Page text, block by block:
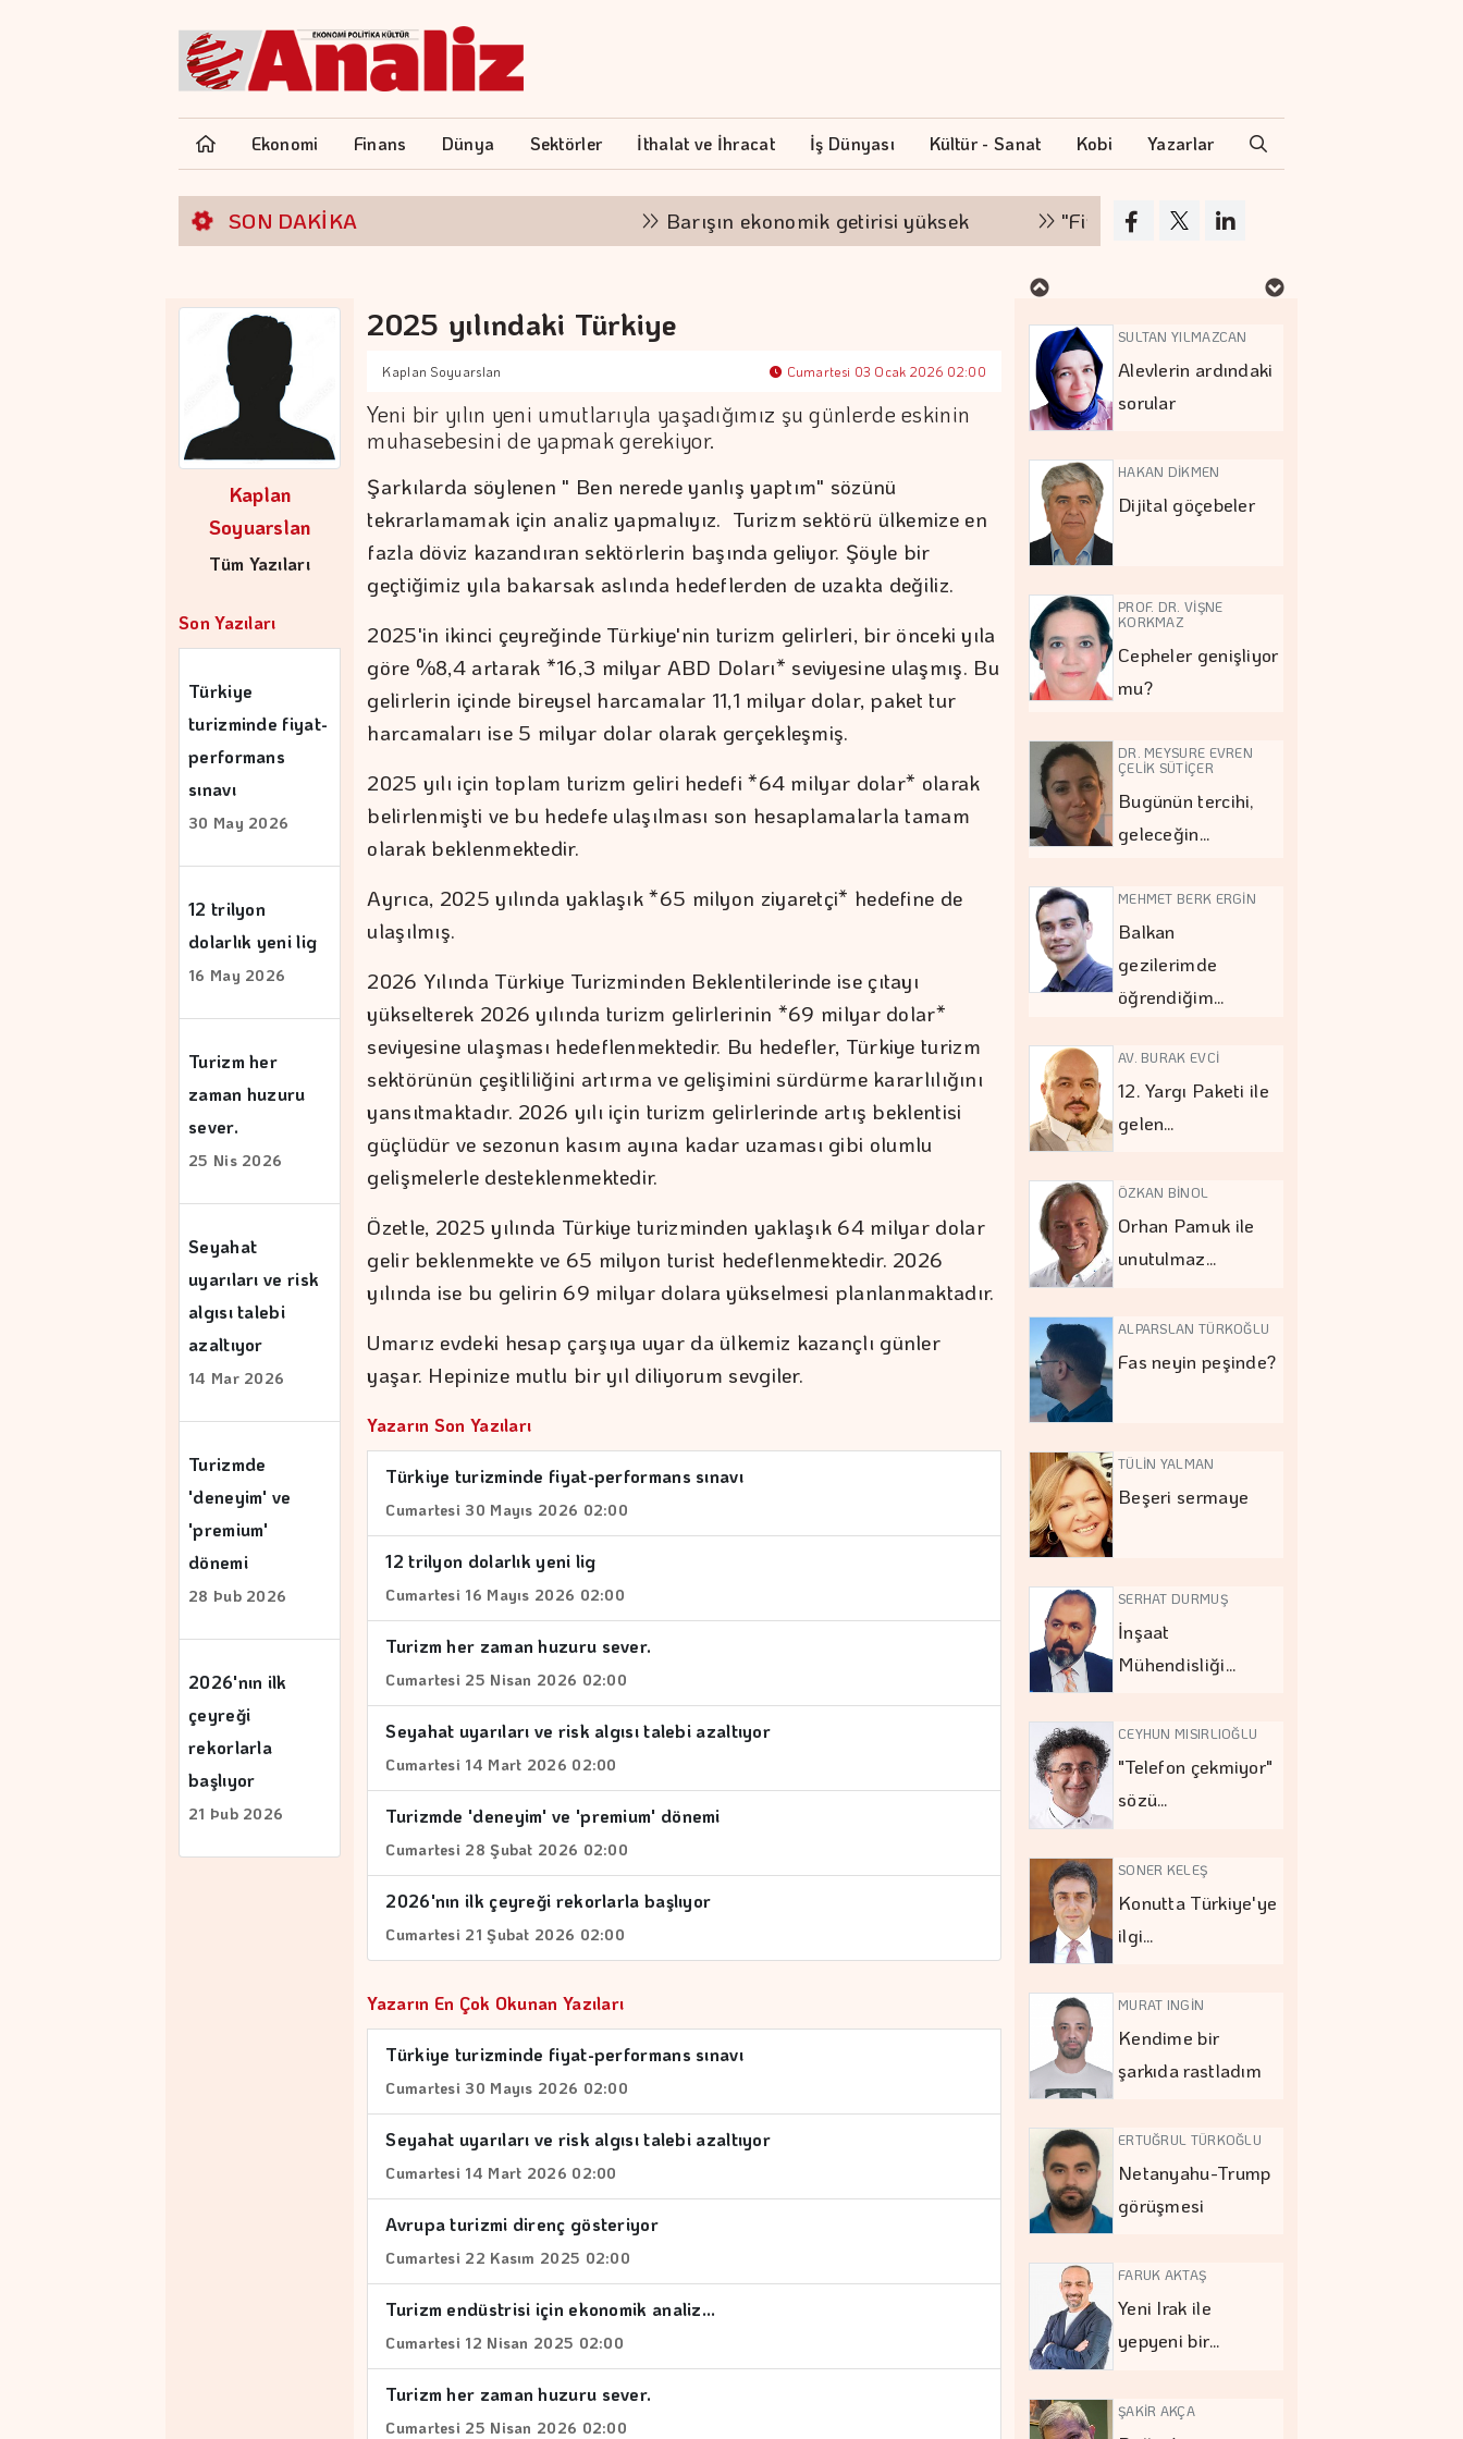
Ekonomi Finans Dünya Sektörler İthalat ve İhracat İş Dünyası Kültür - Sanat Kobi Yazarlar
SON DAKİKA Barışın ekonomik getirisi yüksek "Finansman zinciri kırılırsa üretim zinciri de
Kaplan
Soyuarslan
Tüm Yazıları
Son Yazıları
Türkiye
turizminde fiyat-
performans
sınavı
30 May 2026
12 trilyon
dolarlık yeni lig
16 May 2026
Turizm her
zaman huzuru
sever.
25 Nis 2026
Seyahat
uyarıları ve risk
algısı talebi
azaltıyor
14 Mar 2026
Turizmde
'deneyim' ve
'premium'
dönemi
28 Þub 2026
2026'nın ilk
çeyreği
rekorlarla
başlıyor
21 Þub 2026
2025 yılındaki Türkiye
Kaplan Soyuarslan Cumartesi 03 Ocak 2026 02:00
Yeni bir yılın yeni umutlarıyla yaşadığımız şu günlerde eskinin
muhasebesini de yapmak gerekiyor.
Şarkılarda söylenen " Ben nerede yanlış yaptım" sözünü
tekrarlamamak için analiz yapmalıyız. Turizm sektörü ülkemize en
fazla döviz kazandıran sektörlerin başında geliyor. Şöyle bir
geçtiğimiz yıla bakarsak aslında hedeflerden de uzakta değiliz.
2025'in ikinci çeyreğinde Türkiye'nin turizm gelirleri, bir önceki yıla
göre %8,4 artarak *16,3 milyar ABD Doları* seviyesine ulaşmış. Bu
gelirlerin içinde bireysel harcamalar 11,1 milyar dolar, paket tur
harcamaları ise 5 milyar dolar olarak gerçekleşmiş.
2025 yılı için toplam turizm geliri hedefi *64 milyar dolar* olarak
belirlenmişti ve bu hedefe ulaşılması son hesaplamalarla tamam
olarak beklenmektedir.
Ayrıca, 2025 yılında yaklaşık *65 milyon ziyaretçi* hedefine de
ulaşılmış.
2026 Yılında Türkiye Turizminden Beklentilerinde ise çıtayı
yükselterek 2026 yılında turizm gelirlerinin *69 milyar dolar*
seviyesine ulaşması hedeflenmektedir. Bu hedefler, Türkiye turizm
sektörünün çeşitliliğini artırma ve gelişimini sürdürme kararlılığını
yansıtmaktadır. 2026 yılı için turizm gelirlerinde artış beklentisi
güçlüdür ve sezonun kasım ayına kadar uzaması gibi olumlu
gelişmelerle desteklenmektedir.
Özetle, 2025 yılında Türkiye turizminden yaklaşık 64 milyar dolar
gelir beklenmekte ve 65 milyon turist hedeflenmektedir. 2026
yılında ise bu gelirin 69 milyar dolara yükselmesi planlanmaktadır.
Umarız evdeki hesap çarşıya uyar da ülkemiz kazançlı günler
yaşar. Hepinize mutlu bir yıl diliyorum sevgiler.
Yazarın Son Yazıları
Türkiye turizminde fiyat-performans sınavı
Cumartesi 30 Mayıs 2026 02:00
12 trilyon dolarlık yeni lig
Cumartesi 16 Mayıs 2026 02:00
Turizm her zaman huzuru sever.
Cumartesi 25 Nisan 2026 02:00
Seyahat uyarıları ve risk algısı talebi azaltıyor
Cumartesi 14 Mart 2026 02:00
Turizmde 'deneyim' ve 'premium' dönemi
Cumartesi 28 Şubat 2026 02:00
2026'nın ilk çeyreği rekorlarla başlıyor
Cumartesi 21 Şubat 2026 02:00
Yazarın En Çok Okunan Yazıları
Türkiye turizminde fiyat-performans sınavı
Cumartesi 30 Mayıs 2026 02:00
Seyahat uyarıları ve risk algısı talebi azaltıyor
Cumartesi 14 Mart 2026 02:00
Avrupa turizmi direnç gösteriyor
Cumartesi 22 Kasım 2025 02:00
Turizm endüstrisi için ekonomik analiz...
Cumartesi 12 Nisan 2025 02:00
Turizm her zaman huzuru sever.
Cumartesi 25 Nisan 2026 02:00
rafları arasında…
Aç kalan sadece
SULTAN YILMAZCAN
Alevlerin ardındaki
sorular
HAKAN DİKMEN
Dijital göçebeler
PROF. DR. VİŞNE
KORKMAZ
Cepheler genişliyor
mu?
DR. MEYSURE EVREN
ÇELİK SÜTİÇER
Bugünün tercihi,
geleceğin…
MEHMET BERK ERGİN
Balkan
gezilerimde
öğrendiğim…
AV. BURAK EVCİ
12. Yargı Paketi ile
gelen…
ÖZKAN BİNOL
Orhan Pamuk ile
unutulmaz…
ALPARSLAN TÜRKOĞLU
Fas neyin peşinde?
TÜLİN YALMAN
Beşeri sermaye
SERHAT DURMUŞ
İnşaat
Mühendisliği…
CEYHUN MISIRLIOĞLU
"Telefon çekmiyor"
sözü…
SONER KELEŞ
Konutta Türkiye'ye
ilgi…
MURAT INGİN
Kendime bir
şarkıda rastladım
ERTUĞRUL TÜRKOĞLU
Netanyahu-Trump
görüşmesi
FARUK AKTAŞ
Yeni Irak ile
yepyeni bir…
ŞAKİR AKÇA